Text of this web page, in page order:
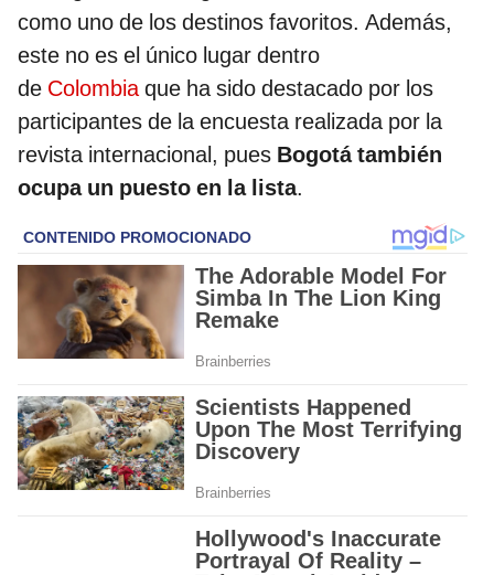
como uno de los destinos favoritos. Además,
este no es el único lugar dentro
de Colombia que ha sido destacado por los
participantes de la encuesta realizada por la
revista internacional, pues Bogotá también
ocupa un puesto en la lista.